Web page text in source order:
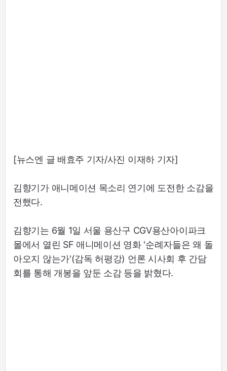
[뉴스엔 글 배효주 기자/사진 이재하 기자]
김향기가 애니메이션 목소리 연기에 도전한 소감을
전했다.
김향기는 6월 1일 서울 용산구 CGV용산아이파크
몰에서 열린 SF 애니메이션 영화 '순례자들은 왜 돌
아오지 않는가'(감독 허평강) 언론 시사회 후 간담
회를 통해 개봉을 앞둔 소감 등을 밝혔다.